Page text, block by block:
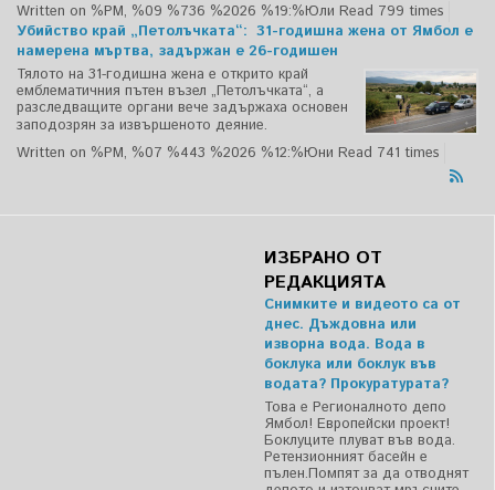
Written on %PM, %09 %736 %2026 %19:%Юли Read 799 times
Убийство край „Петолъчката“: 31-годишна жена от Ямбол е
намерена мъртва, задържан е 26-годишен
Тялото на 31-годишна жена е открито край
емблематичния пътен възел „Петолъчката“, а
разследващите органи вече задържаха основен
заподозрян за извършеното деяние.
Written on %PM, %07 %443 %2026 %12:%Юни Read 741 times
ИЗБРАНО ОТ
РЕДАКЦИЯТА
Снимките и видеото са от
днес. Дъждовна или
изворна вода. Вода в
боклука или боклук във
водата? Прокуратурата?
Това е Регионалното депо
Ямбол! Европейски проект!
Боклуците плуват във вода.
Ретензионният басейн е
пълен.Помпят за да отводнят